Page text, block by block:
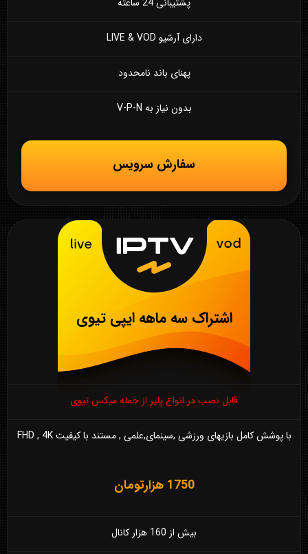
دارای آرشیو LIVE & VOD
پهنای باند نامحدود
بدون نیاز به V-P-N
سفارش سرویس
اشتراک سه ماهه ایپی تیوی
قابل نصب در انواع پلیر از جمله میکس تیوی
با پوشش کامل بازیهای ورزشی ,سینمای,علمی , مستند با کیفیت FHD , 4K
1750 هزارتومان
بیش از 160 هزار کانال